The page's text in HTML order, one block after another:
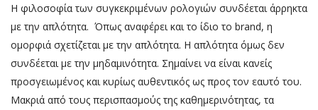
Η φιλοσοφία των συγκεκριμένων ρολογιών συνδέεται άρρηκτα
με την απλότητα. Όπως αναφέρει και το ίδιο το brand, η
ομορφιά σχετίζεται με την απλότητα. Η απλότητα όμως δεν
συνδέεται με την μηδαμινότητα. Σημαίνει να είναι κανείς
προσγειωμένος και κυρίως αυθεντικός ως προς τον εαυτό του.
Μακριά από τους περισπασμούς της καθημερινότητας, τα